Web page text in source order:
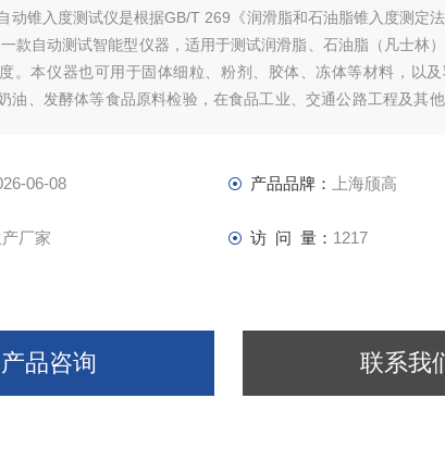
动锥入度测试仪是根据GB/T 269《润滑脂和石油脂锥入度测定
款自动测试智能型仪器，适用于测试润滑脂、石油脂（凡士林
。本仪器也可用于固体细粒、粉剂、胶体、冻体等材料，以
油、发酵体等食品原料检验，在食品工业、交通公路工程及其
06-08 产品品牌： 上海颀高
厂家 访 问 量： 1217
产品咨询 联系我